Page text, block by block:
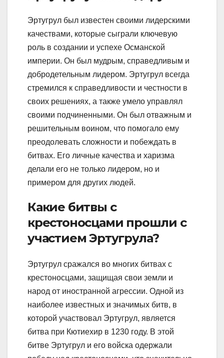
Эртугрул был известен своими лидерскими
качествами, которые сыграли ключевую
роль в создании и успехе Османской
империи. Он был мудрым, справедливым и
добродетельным лидером. Эртугрул всегда
стремился к справедливости и честности в
своих решениях, а также умело управлял
своими подчиненными. Он был отважным и
решительным воином, что помогало ему
преодолевать сложности и побеждать в
битвах. Его личные качества и харизма
делали его не только лидером, но и
примером для других людей.
Какие битвы с
крестоносцами прошли с
участием Эртугрула?
Эртугрул сражался во многих битвах с
крестоносцами, защищая свои земли и
народ от иностранной агрессии. Одной из
наиболее известных и значимых битв, в
которой участвовал Эртугрул, является
битва при Кютиехир в 1230 году. В этой
битве Эртугрул и его войска одержали